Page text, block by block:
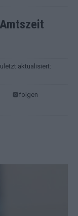
aktualisiert:
folgen